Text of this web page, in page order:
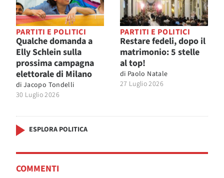
PARTITI E POLITICI
Qualche domanda a
Elly Schlein sulla
prossima campagna
elettorale di Milano
di Jacopo Tondelli
30 Luglio 2026
PARTITI E POLITICI
Restare fedeli, dopo il
matrimonio: 5 stelle
al top!
di Paolo Natale
27 Luglio 2026
ESPLORA POLITICA
COMMENTI